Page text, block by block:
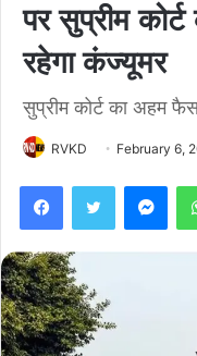
पर सुप्रीम कोर्ट
रहेगा कंज्यूमर
सुप्रीम कोर्ट का अहम
RVKD February 6,
FacebookTwitter